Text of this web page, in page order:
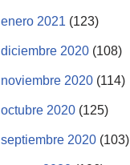
enero 2021 (123)
diciembre 2020 (108)
noviembre 2020 (114)
octubre 2020 (125)
septiembre 2020 (103)